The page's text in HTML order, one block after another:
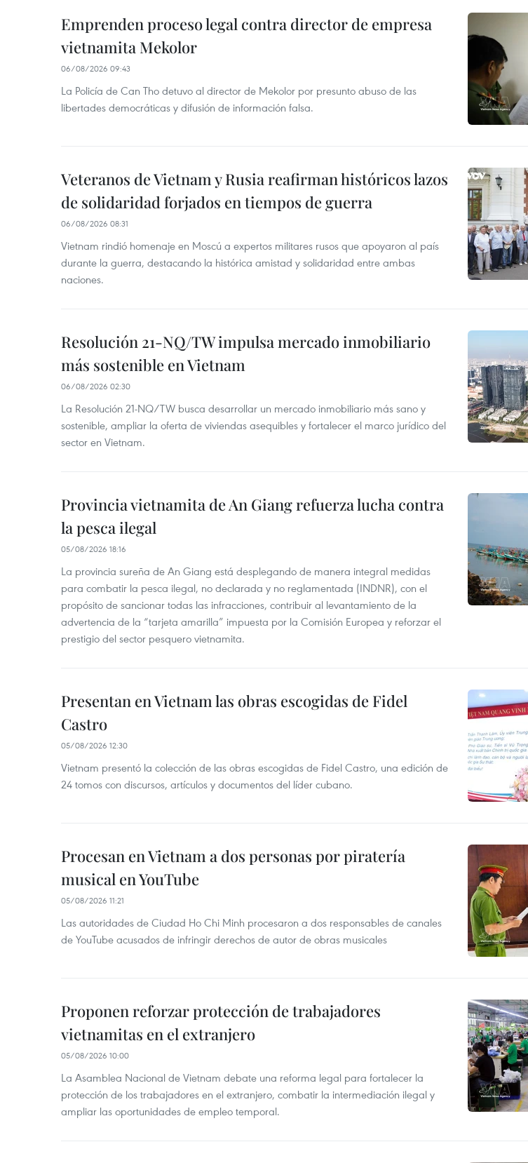
Emprenden proceso legal contra director de empresa
vietnamita Mekolor
06/08/2026 09:43
La Policía de Can Tho detuvo al director de Mekolor por presunto abuso de las
libertades democráticas y difusión de información falsa.
Veteranos de Vietnam y Rusia reafirman históricos lazos
de solidaridad forjados en tiempos de guerra
06/08/2026 08:31
Vietnam rindió homenaje en Moscú a expertos militares rusos que apoyaron al país
durante la guerra, destacando la histórica amistad y solidaridad entre ambas
naciones.
Resolución 21-NQ/TW impulsa mercado inmobiliario
más sostenible en Vietnam
06/08/2026 02:30
La Resolución 21-NQ/TW busca desarrollar un mercado inmobiliario más sano y
sostenible, ampliar la oferta de viviendas asequibles y fortalecer el marco jurídico del
sector en Vietnam.
Provincia vietnamita de An Giang refuerza lucha contra
la pesca ilegal
05/08/2026 18:16
La provincia sureña de An Giang está desplegando de manera integral medidas
para combatir la pesca ilegal, no declarada y no reglamentada (INDNR), con el
propósito de sancionar todas las infracciones, contribuir al levantamiento de la
advertencia de la “tarjeta amarilla” impuesta por la Comisión Europea y reforzar el
prestigio del sector pesquero vietnamita.
Presentan en Vietnam las obras escogidas de Fidel
Castro
05/08/2026 12:30
Vietnam presentó la colección de las obras escogidas de Fidel Castro, una edición de
24 tomos con discursos, artículos y documentos del líder cubano.
Procesan en Vietnam a dos personas por piratería
musical en YouTube
05/08/2026 11:21
Las autoridades de Ciudad Ho Chi Minh procesaron a dos responsables de canales
de YouTube acusados de infringir derechos de autor de obras musicales
Proponen reforzar protección de trabajadores
vietnamitas en el extranjero
05/08/2026 10:00
La Asamblea Nacional de Vietnam debate una reforma legal para fortalecer la
protección de los trabajadores en el extranjero, combatir la intermediación ilegal y
ampliar las oportunidades de empleo temporal.